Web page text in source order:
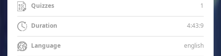
Quizzes 1
Duration 4:43:9
Language english